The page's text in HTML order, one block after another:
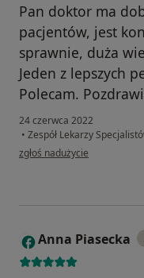
Pan doktor ma
pacjentów, jest
sprawnie, duża
Jeden z lepszych
Polecam.
24 czerwca 2022
• Zespół Lekarzy
w opinii użytkownika Ania P.
zgłoś nadużycie
A Anna Piasecka